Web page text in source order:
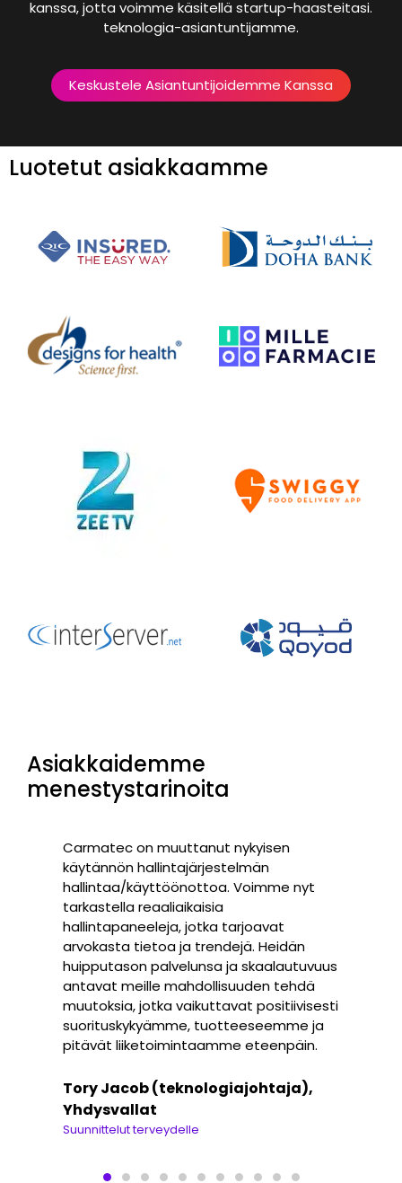
kanssa, jotta voimme käsitellä startup-haasteitasi.
teknologia-asiantuntijamme.
Keskustele Asiantuntijoidemme Kanssa
Luotetut asiakkaamme
Asiakkaidemme
menestystarinoita
Carmatec on muuttanut nykyisen
käytännön hallintajärjestelmän
hallintaa/käyttöönottoa. Voimme nyt
tarkastella reaaliaikaisia
hallintapaneeleja, jotka tarjoavat
arvokasta tietoa ja trendejä. Heidän
huipputason palvelunsa ja skaalautuvuus
antavat meille mahdollisuuden tehdä
muutoksia, jotka vaikuttavat positiivisesti
suorituskykyämme, tuotteeseemme ja
pitävät liiketoimintaamme eteenpäin.
Tory Jacob (teknologiajohtaja),
Yhdysvallat
Suunnittelut terveydelle